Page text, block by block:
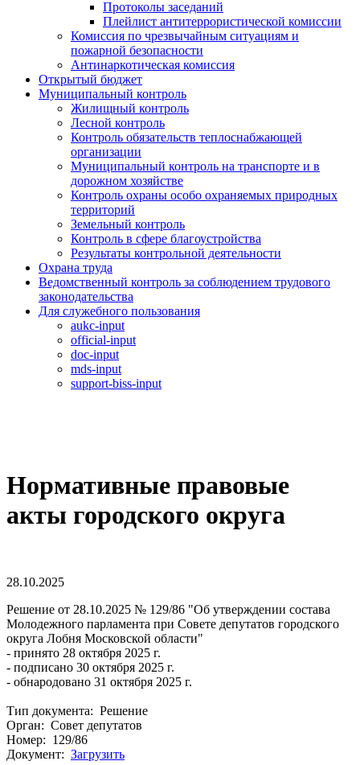
Протоколы заседаний
Плейлист антитеррористической комиссии
Комиссия по чрезвычайным ситуациям и
пожарной безопасности
Антинаркотическая комиссия
Открытый бюджет
Муниципальный контроль
Жилищный контроль
Лесной контроль
Контроль обязательств теплоснабжающей
организации
Муниципальный контроль на транспорте и в
дорожном хозяйстве
Контроль охраны особо охраняемых природных
территорий
Земельный контроль
Контроль в сфере благоустройства
Результаты контрольной деятельности
Охрана труда
Ведомственный контроль за соблюдением трудового
законодательства
Для служебного пользования
aukc-input
official-input
doc-input
mds-input
support-biss-input
Нормативные правовые
акты городского округа
28.10.2025
Решение от 28.10.2025 № 129/86 "Об утверждении состава
Молодежного парламента при Совете депутатов городского
округа Лобня Московской области"
- принято 28 октября 2025 г.
- подписано 30 октября 2025 г.
- обнародовано 31 октября 2025 г.
Тип документа: Решение
Орган: Совет депутатов
Номер: 129/86
Документ: Загрузить